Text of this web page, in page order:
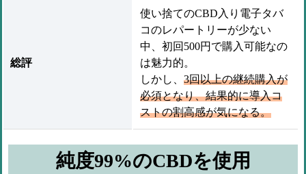
総評
使い捨てのCBD入り電子タバ
コのレパートリーが少ない
中、初回500円で購入可能なの
は魅力的。
しかし、 3回以上の継続購入が
必須となり、結果的に導入コ
ストの割高感が気になる。
純度99%のCBDを使用